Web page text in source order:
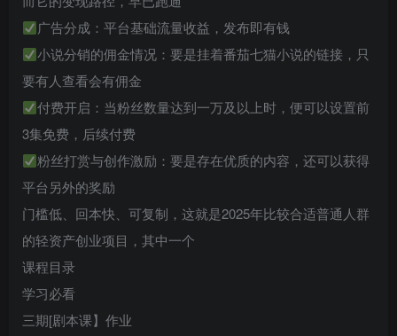
广告分成：平台基础流量收益，发布即有钱
小说分销的佣金情况：要是挂着番茄七猫小说的链接，只
要有人查看会有佣金
付费开启：当粉丝数量达到一万及以上时，便可以设置前
3集免费，后续付费
粉丝打赏与创作激励：要是存在优质的内容，还可以获得
平台另外的奖励
门槛低、回本快、可复制，这就是2025年比较合适普通人群
的轻资产创业项目，其中一个
课程目录
学习必看
三期[剧本课】作业